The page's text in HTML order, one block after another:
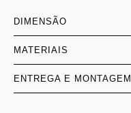
DIMENSÃO
MATERIAIS
ENTREGA E MONTAGEM